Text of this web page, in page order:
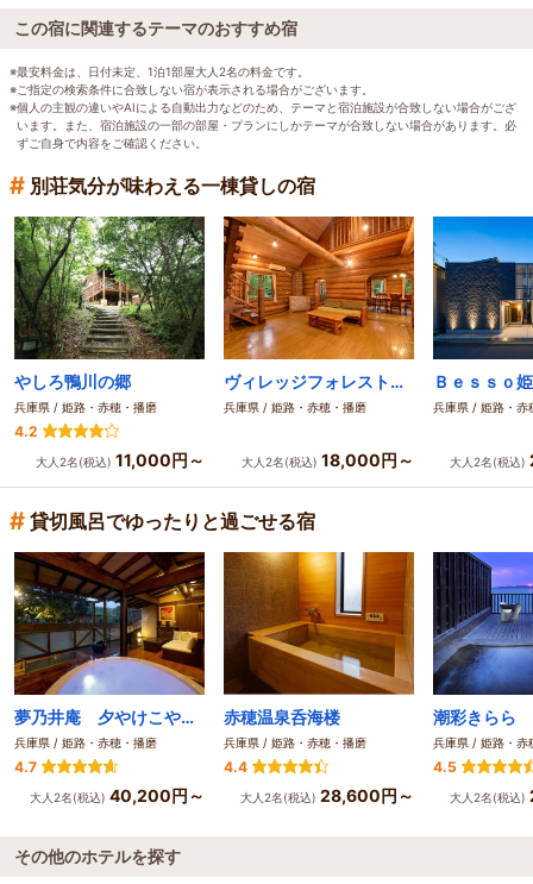
この宿に関連するテーマのおすすめ宿
※最安料金は、日付未定、1泊1部屋大人2名の料金です。
※ご指定の検索条件に合致しない宿が表示される場合がございます。
※個人の主観の違いやAIによる自動出力などのため、テーマと宿泊施設が合致しない場合がござ
います。また、宿泊施設の一部の部屋・プランにしかテーマが合致しない場合があります。必
ずご自身で内容をご確認ください。
# 別荘気分が味わえる一棟貸しの宿
やしろ鴨川の郷
兵庫県 / 姫路・赤穂・播磨
4.2
大人2名(税込) 11,000円～
ヴィレッジフォレスト妙見
兵庫県 / 姫路・赤穂・播磨
大人2名(税込) 18,000円～
Ｂｅｓｓｏ
兵庫県 / 姫路・赤
大人2名(税込)
# 貸切風呂でゆったりと過ごせる宿
夢乃井庵 夕やけこやけ
兵庫県 / 姫路・赤穂・播磨
4.7
大人2名(税込) 40,200円～
赤穂温泉呑海楼
兵庫県 / 姫路・赤穂・播磨
4.4
大人2名(税込) 28,600円～
潮彩きらら
兵庫県 / 姫路・赤
4.5
大人2名(税込)
その他のホテルを探す